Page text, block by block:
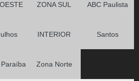
ZONA SUL ABC Paulista
INTERIOR Santos
Zona Norte